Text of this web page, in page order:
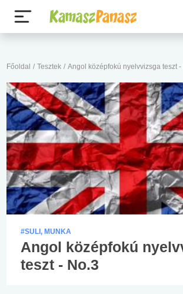
Főoldal / Tesztek / Angol középfokú nyelvvizsga teszt -
#SULI, MUNKA
Angol középfokú
teszt - No.3